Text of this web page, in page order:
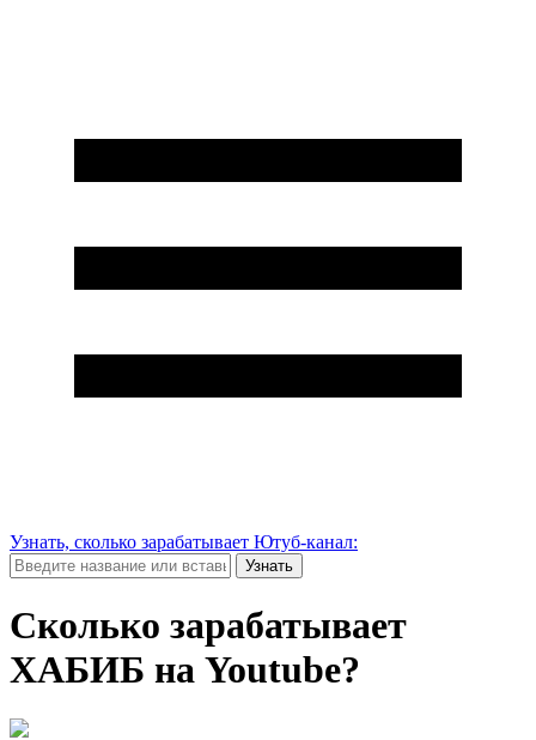
Узнать, сколько зарабатывает Ютуб-канал:
Узнать
Сколько зарабатывает
ХАБИБ на Youtube?